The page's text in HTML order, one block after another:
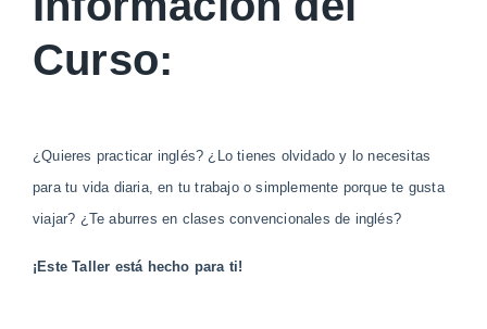
Curso:
¿Quieres practicar inglés? ¿Lo tienes olvidado y lo necesitas
para tu vida diaria, en tu trabajo o simplemente porque te gusta
viajar? ¿Te aburres en clases convencionales de inglés?
¡Este Taller está hecho para ti!